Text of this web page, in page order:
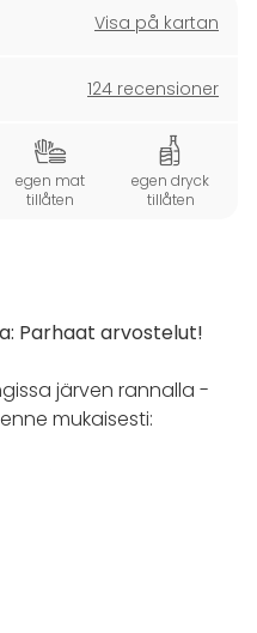
Visa på kartan
124 recensioner
egen mat
tillåten
egen dryck
tillåten
Parhaat arvostelut!
järven rannalla -
mukaisesti:
päässä Turun
miljöössä.
että täällä nautit vain